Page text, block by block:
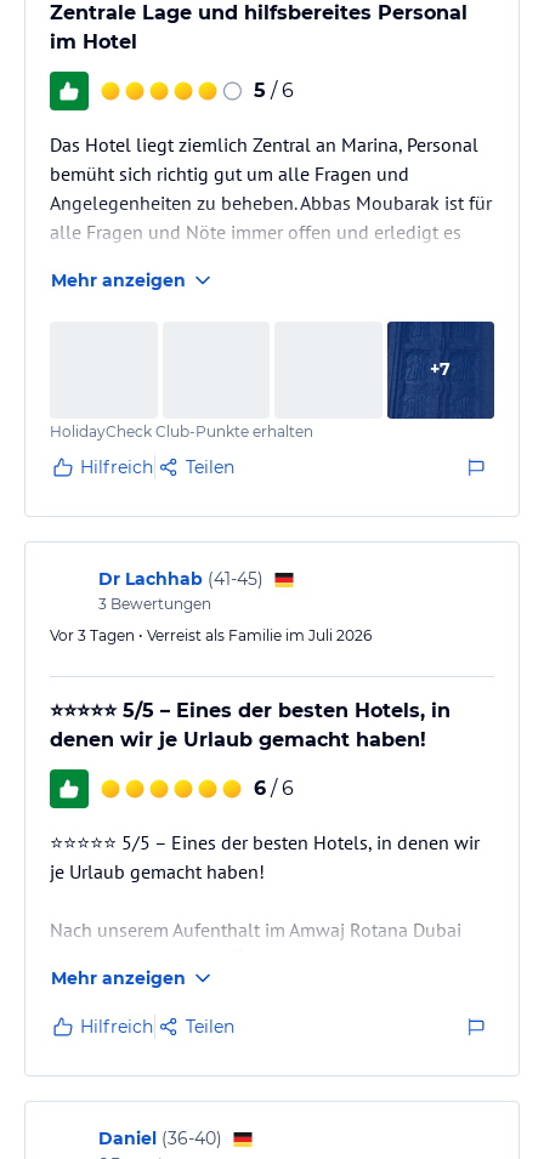
Zentrale Lage und hilfsbereites Personal
im Hotel
5 / 6
Das Hotel liegt ziemlich Zentral an Marina, Personal
bemüht sich richtig gut um alle Fragen und
Angelegenheiten zu beheben. Abbas Moubarak ist für
alle Fragen und Nöte immer offen und erledigt es
großen Dank an Ihn.
Mehr anzeigen
+7
HolidayCheck Club-Punkte erhalten
Hilfreich Teilen
Dr Lachhab (41-45)
3 Bewertungen
Vor 3 Tagen • Verreist als Familie im Juli 2026
⭐⭐⭐⭐⭐ 5/5 – Eines der besten Hotels, in
denen wir je Urlaub gemacht haben!
6 / 6
⭐⭐⭐⭐⭐ 5/5 – Eines der besten Hotels, in denen wir
je Urlaub gemacht haben!
Nach unserem Aufenthalt im Amwaj Rotana Dubai
Hotel gehört zu den besten, die wir bisher besucht
haben. Wir reisen viel, aber selten erlebt man ein
Hotel, in dem wirklich alles zusammenpasst. Nicht
nur das wunderschöne Hotel selbst, sondern vor
allem die Menschen, die dort arbeiten, machen den
Unterschied.
Mehr anzeigen
Hilfreich Teilen
Daniel (36-40)